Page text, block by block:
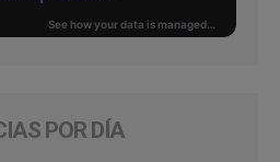
POR DÍA